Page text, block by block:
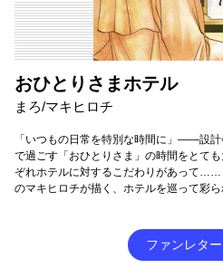
おひとりさまホテル
まろ/マキヒロチ
「いつもの日常を特別な時間に」――設
で過ごす「おひとりさま」の時間をとて
ぞれホテルに対するこだわりがあって……
のマキヒロチが描く、ホテルを巡って彩
ファンレタ